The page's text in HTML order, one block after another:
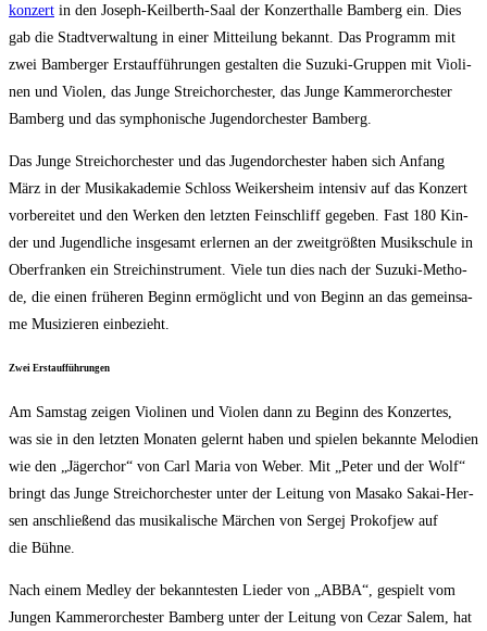
kon­zert in den Joseph-Keil­berth-Saal der Kon­zert­hal­le Bam­berg ein. Dies
gab die Stadt­ver­wal­tung in einer Mit­tei­lung bekannt. Das Pro­gramm mit
zwei Bam­ber­ger Erst­auf­füh­run­gen gestal­ten die Suzu­ki-Grup­pen mit Vio­li­
nen und Vio­len, das Jun­ge Streich­or­ches­ter, das Jun­ge Kam­mer­or­ches­ter
Bam­berg und das sym­pho­ni­sche Jugend­or­ches­ter Bamberg.
Das Jun­ge Streich­or­ches­ter und das Jugend­or­ches­ter haben sich Anfang
März in der Musik­aka­de­mie Schloss Wei­kers­heim inten­siv auf das Kon­zert
vor­be­rei­tet und den Wer­ken den letz­ten Fein­schliff gege­ben. Fast 180 Kin­
der und Jugend­li­che ins­ge­samt erler­nen an der zweit­größ­ten Musik­schu­le in
Ober­fran­ken ein Streich­in­stru­ment. Vie­le tun dies nach der Suzu­ki-Metho­
de, die einen frü­he­ren Beginn ermög­licht und von Beginn an das gemein­sa­
me Musi­zie­ren einbezieht.
Zwei Erst­auf­füh­run­gen
Am Sams­tag zei­gen Vio­li­nen und Vio­len dann zu Beginn des Kon­zer­tes,
was sie in den letz­ten Mona­ten gelernt haben und spie­len bekann­te Melo­dien
wie den „Jäger­chor“ von Carl Maria von Weber. Mit „Peter und der Wolf“
bringt das Jun­ge Streich­or­ches­ter unter der Lei­tung von Masa­ko Sakai-Her­
sen anschlie­ßend das musi­ka­li­sche Mär­chen von Ser­gej Pro­kof­jew auf
die Bühne.
Nach einem Med­ley der bekann­tes­ten Lie­der von „ABBA“, gespielt vom
Jun­gen Kam­mer­or­ches­ter Bam­berg unter der Lei­tung von Cezar Salem, hat